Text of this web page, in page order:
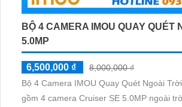
BỘ 4 CAMERA IMOU QUAY QUÉT
5.0MP
6,500,000 ₫
8,000,000 ₫
Bộ 4 Camera IMOU Quay Quét Ngoài
gồm 4 camera Cruiser SE 5.0MP ngoài